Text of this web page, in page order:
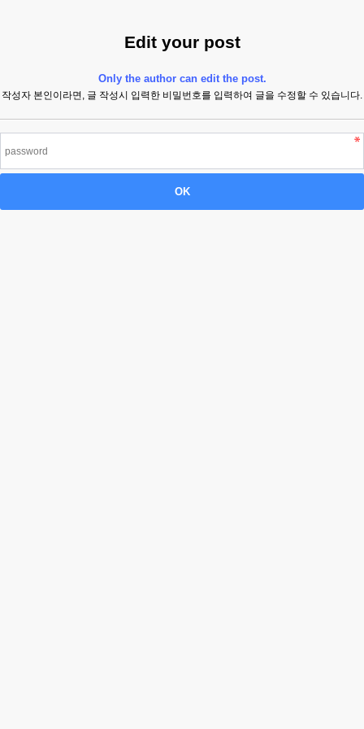
Edit your post
Only the author can edit the post.
작성자 본인이라면, 글 작성시 입력한 비밀번호를 입력하여 글을 수정할 수 있습니다.